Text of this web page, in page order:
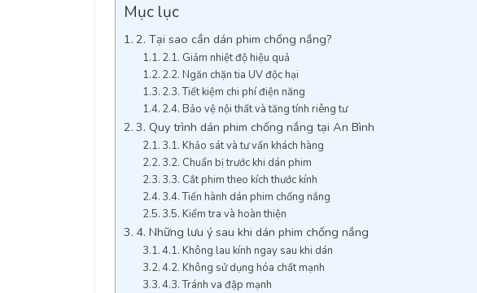
Mục lục
2. Tại sao cần dán phim chống nắng?
2.1. Giảm nhiệt độ hiệu quả
2.2. Ngăn chặn tia UV độc hại
2.3. Tiết kiệm chi phí điện năng
2.4. Bảo vệ nội thất và tăng tính riêng tư
3. Quy trình dán phim chống nắng tại An Bình
3.1. Khảo sát và tư vấn khách hàng
3.2. Chuẩn bị trước khi dán phim
3.3. Cắt phim theo kích thước kính
3.4. Tiến hành dán phim chống nắng
3.5. Kiểm tra và hoàn thiện
4. Những lưu ý sau khi dán phim chống nắng
4.1. Không lau kính ngay sau khi dán
4.2. Không sử dụng hóa chất mạnh
4.3. Tránh va đập mạnh